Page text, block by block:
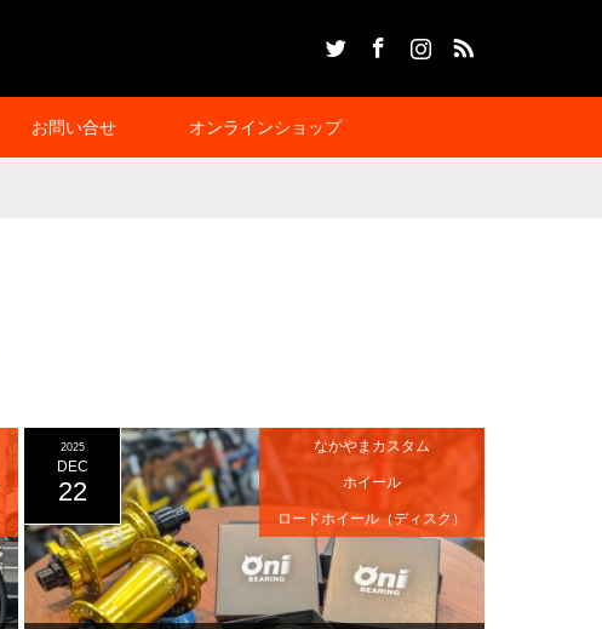
お問い合せ オンラインショップ
2025
DEC
22
なかやまカスタム
ホイール
ロードホイール（ディスク）